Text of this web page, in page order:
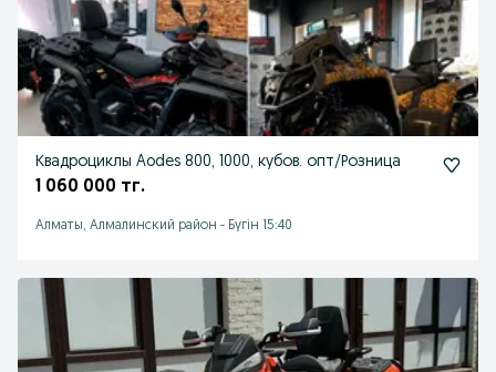
Квадроциклы Aodes 800, 1000, кубов. опт/Розница
1 060 000 тг.
Алматы, Алмалинский район - Бүгін 15:40